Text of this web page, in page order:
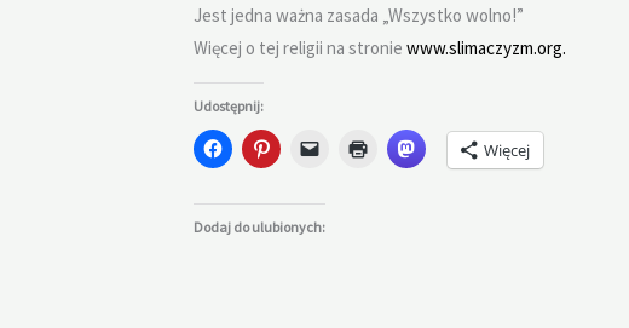
Jest jedna ważna zasada „Wszystko wolno!”
Więcej o tej religii na stronie www.slimaczyzm.org.
Udostępnij:
Więcej
Dodaj do ulubionych: